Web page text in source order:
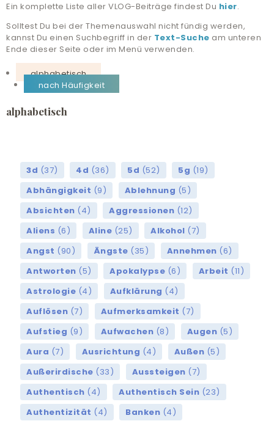
Ein komplette Liste aller VLOG-Beiträge findest Du hier.
Solltest Du bei der Themenauswahl nicht fündig werden,
kannst Du einen Suchbegriff in der Text-Suche am unteren
Ende dieser Seite oder im Menü verwenden.
alphabetisch
nach Häufigkeit
alphabetisch
3d (37) 4d (36) 5d (52) 5g (19)
Abhängigkeit (9) Ablehnung (5)
Absichten (4) Aggressionen (12)
Aliens (6) Aline (25) Alkohol (7)
Angst (90) Ängste (35) Annehmen (6)
Antworten (5) Apokalypse (6) Arbeit (11)
Astrologie (4) Aufklärung (4)
Auflösen (7) Aufmerksamkeit (7)
Aufstieg (9) Aufwachen (8) Augen (5)
Aura (7) Ausrichtung (4) Außen (5)
Außerirdische (33) Aussteigen (7)
Authentisch (4) Authentisch Sein (23)
Authentizität (4) Banken (4)